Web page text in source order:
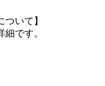
いて】
です。